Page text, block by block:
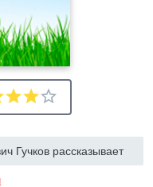
Гучков рассказывает